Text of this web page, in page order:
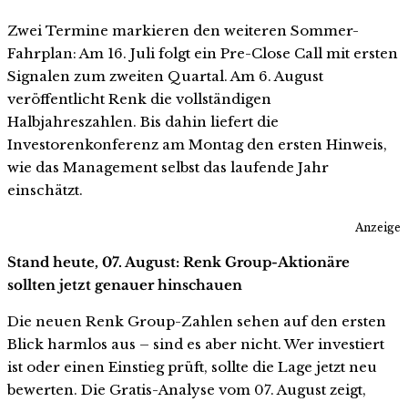
Zwei Termine markieren den weiteren Sommer-
Fahrplan: Am 16. Juli folgt ein Pre-Close Call mit ersten
Signalen zum zweiten Quartal. Am 6. August
veröffentlicht Renk die vollständigen
Halbjahreszahlen. Bis dahin liefert die
Investorenkonferenz am Montag den ersten Hinweis,
wie das Management selbst das laufende Jahr
einschätzt.
Anzeige
Stand heute, 07. August: Renk Group-Aktionäre
sollten jetzt genauer hinschauen
Die neuen Renk Group-Zahlen sehen auf den ersten
Blick harmlos aus – sind es aber nicht. Wer investiert
ist oder einen Einstieg prüft, sollte die Lage jetzt neu
bewerten. Die Gratis-Analyse vom 07. August zeigt,